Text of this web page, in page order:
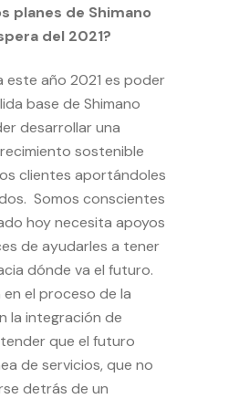
planes de Shimano
del 2021?
este año 2021 es poder
base de Shimano
desarrollar una
sostenible
clientes aportándoles
Somos conscientes
hoy necesita apoyos
de ayudarles a tener
dónde va el futuro.
el proceso de la
la integración de
que el futuro
de servicios, que no
detrás de un